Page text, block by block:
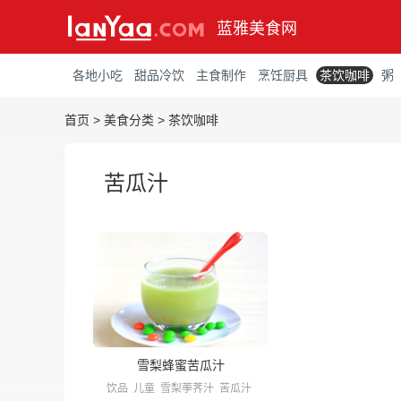
蓝雅美食网
各地小吃 甜品冷饮 主食制作 烹饪厨具 茶饮咖啡 粥
首页 > 美食分类 > 茶饮咖啡
苦瓜汁
雪梨蜂蜜苦瓜汁
饮品 儿童 雪梨荸荠汁 苦瓜汁